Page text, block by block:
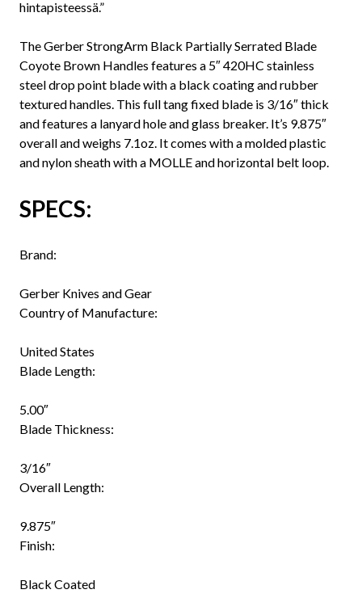
hintapisteessä.”
The Gerber StrongArm Black Partially Serrated Blade
Coyote Brown Handles features a 5″ 420HC stainless
steel drop point blade with a black coating and rubber
textured handles. This full tang fixed blade is 3/16″ thick
and features a lanyard hole and glass breaker. It’s 9.875″
overall and weighs 7.1oz. It comes with a molded plastic
and nylon sheath with a MOLLE and horizontal belt loop.
SPECS:
Brand:
Gerber Knives and Gear
Country of Manufacture:
United States
Blade Length:
5.00″
Blade Thickness:
3/16″
Overall Length:
9.875″
Finish:
Black Coated